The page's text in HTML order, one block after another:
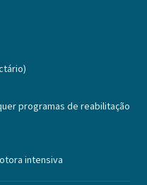
programas de reabilitação
intensiva